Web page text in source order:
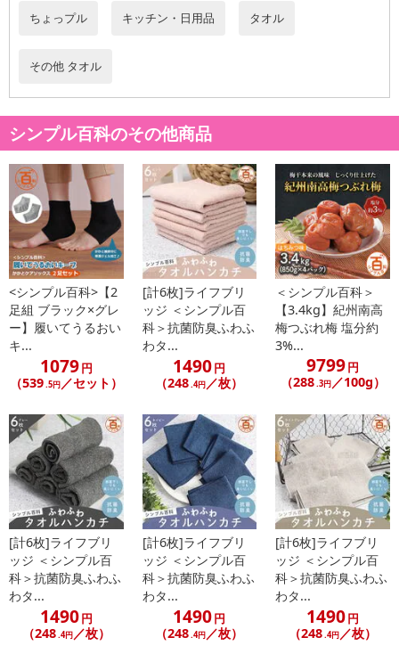
原産国(最終加工地):
注意事項
お申込みの際は 「商品情報」に記載されている「注意事項」を
必ずご確認ください。
【キャンセルについて】
※お申込み後のキャンセルはお受けできません。
記載されている内容を必ずご確認いただき、お届けする商品セット
にご納得いただきましたうえでお申し込みください。
※パッケージ変更や商品リニューアル(成分など含む)等により、参考
の掲載画像や画像内のバーコードなど、お届け商品と多少異なる場
合がございます。
また、[新たな加工食品の原料原産地表示制度]の経過措置期間の終
了により、商品詳細内に記載の原産国・原材料の表記が旧表記の場
合がございます。
あらかじめご了承いただいた上でお申込みください。なお、本理由
によるお申込み後のキャンセル・返品交換は対応いたしかねます。
【お支払いについて】
※送料はお試し費用に含まれております。
※お支払い方法は、電話料金合算払い、クレジットカード、dポイン
トの利用となります。
【発送・お届け・商品について】
※お申込み頂きました商品の同梱、お届けの日時指定はいたしかね
ます。
ちょっプル キッチン・日用品 タオル
その他 タオル
シンプル百科のその他商品
<シンプル百科>【2
足組 ブラック×グレ
ー】履いてうるおい
キ...
1079円
（539.5円／セット）
[計6枚]ライフブリ
ッジ ＜シンプル百
科＞抗菌防臭ふわふ
わタ...
1490円
（248.4円／枚）
＜シンプル百科＞
【3.4kg】紀州南高
梅つぶれ梅 塩分約
3%...
9799円
（288.3円／100g）
[計6枚]ライフブリ
ッジ ＜シンプル百
科＞抗菌防臭ふわふ
わタ...
1490円
（248.4円／枚）
[計6枚]ライフブリ
ッジ ＜シンプル百
科＞抗菌防臭ふわふ
わタ...
1490円
（248.4円 ／枚）
[計6枚]ライフブリ
ッジ ＜シンプル百
科＞抗菌防臭ふわふ
わタ...
1490円
（248.4円 ／枚）